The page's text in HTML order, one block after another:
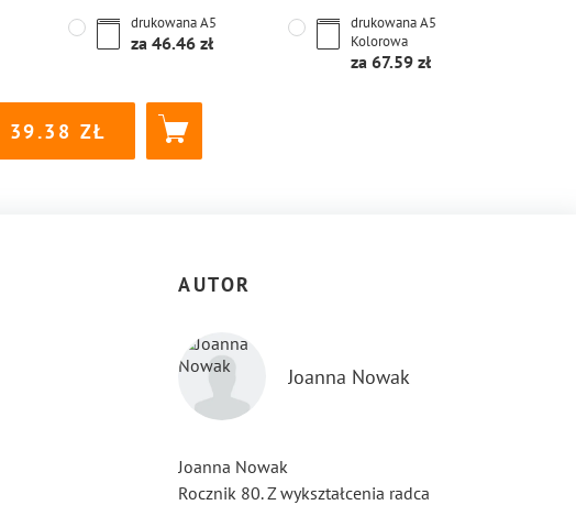
drukowanaA5
za 46.46
drukowanaA5
Kolorowa
za 67.59
39.38
AUTOR
Joanna Nowak
Joanna Nowak
Rocznik 80. Z wykształcenia radca